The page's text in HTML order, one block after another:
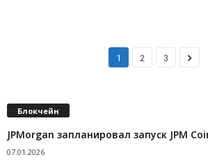
1 2 3
Блокчейн
JPMorgan запланировал запуск JPM
07.01.2026